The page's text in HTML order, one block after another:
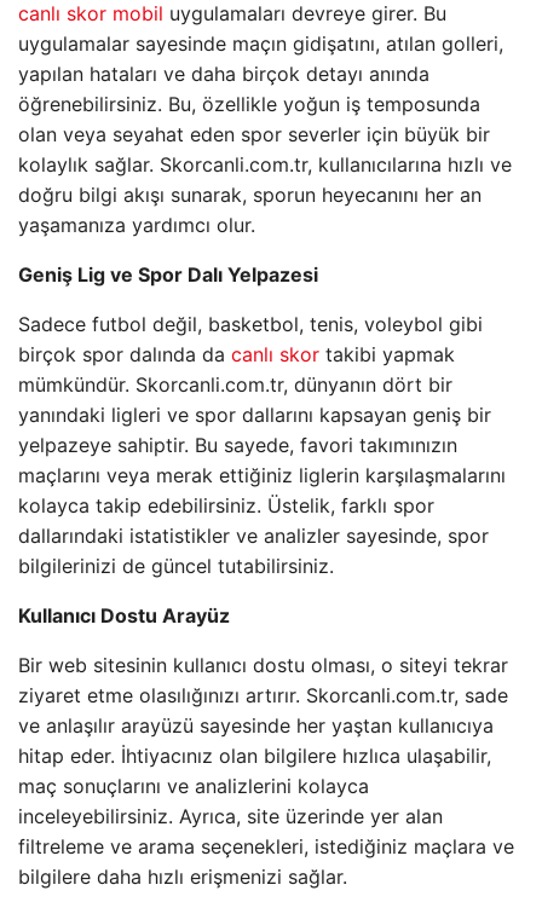
canlı skor mobil uygulamaları devreye girer. Bu
uygulamalar sayesinde maçın gidişatını, atılan golleri,
yapılan hataları ve daha birçok detayı anında
öğrenebilirsiniz. Bu, özellikle yoğun iş temposunda
olan veya seyahat eden spor severler için büyük bir
kolaylık sağlar. Skorcanli.com.tr, kullanıcılarına hızlı ve
doğru bilgi akışı sunarak, sporun heyecanını her an
yaşamanıza yardımcı olur.
Geniş Lig ve Spor Dalı Yelpazesi
Sadece futbol değil, basketbol, tenis, voleybol gibi
birçok spor dalında da canlı skor takibi yapmak
mümkündür. Skorcanli.com.tr, dünyanın dört bir
yanındaki ligleri ve spor dallarını kapsayan geniş bir
yelpazeye sahiptir. Bu sayede, favori takımınızın
maçlarını veya merak ettiğiniz liglerin karşılaşmalarını
kolayca takip edebilirsiniz. Üstelik, farklı spor
dallarındaki istatistikler ve analizler sayesinde, spor
bilgilerinizi de güncel tutabilirsiniz.
Kullanıcı Dostu Arayüz
Bir web sitesinin kullanıcı dostu olması, o siteyi tekrar
ziyaret etme olasılığınızı artırır. Skorcanli.com.tr, sade
ve anlaşılır arayüzü sayesinde her yaştan kullanıcıya
hitap eder. İhtiyacınız olan bilgilere hızlıca ulaşabilir,
maç sonuçlarını ve analizlerini kolayca
inceleyebilirsiniz. Ayrıca, site üzerinde yer alan
filtreleme ve arama seçenekleri, istediğiniz maçlara ve
bilgilere daha hızlı erişmenizi sağlar.